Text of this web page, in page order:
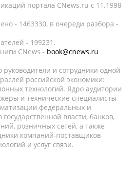
портала CNews.ru c 11.1998
- 1463330, в очереди разбора -
- 199231.
CNews - book@cnews.ru
и сотрудники одной
российской экономики:
технологий. Ядро аудитории
и технические специалисты
федеральных и
власти, банков,
розничных сетей, а также
компаний-поставщиков
и услуг связи.